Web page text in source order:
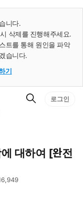
니다.
삭제를 진행해주세요.
트를 통해 원인을 파악
습니다.
기
검
로그인
대하여 [완전